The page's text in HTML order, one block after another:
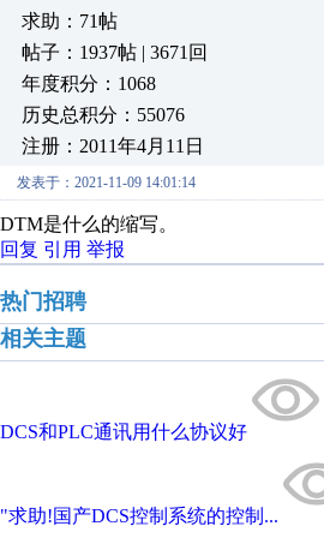
求助：71帖
帖子：1937帖 | 3671回
年度积分：1068
历史总积分：55076
注册：2011年4月11日
发表于：2021-11-09 14:01:14
DTM是什么的缩写。
回复 引用 举报
热门招聘
相关主题
DCS和PLC通讯用什么协议好
"求助!国产DCS控制系统的控制...